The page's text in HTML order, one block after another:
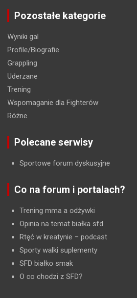
Pozostałe kategorie
Wyniki gal
Profile/Biografie
Grappling
Uderzane
Trening
Wspomaganie dla Fighterów
Różne
Polecane serwisy
Sportowe forum dyskusyjne
Co na forum i portalach?
Trening mma a odżywki
Opinia na temat białka sfd
Rtęć w kreatynie – podcast
Sporty walki suplementy
SFD białko smak
O co chodzi z SFD?